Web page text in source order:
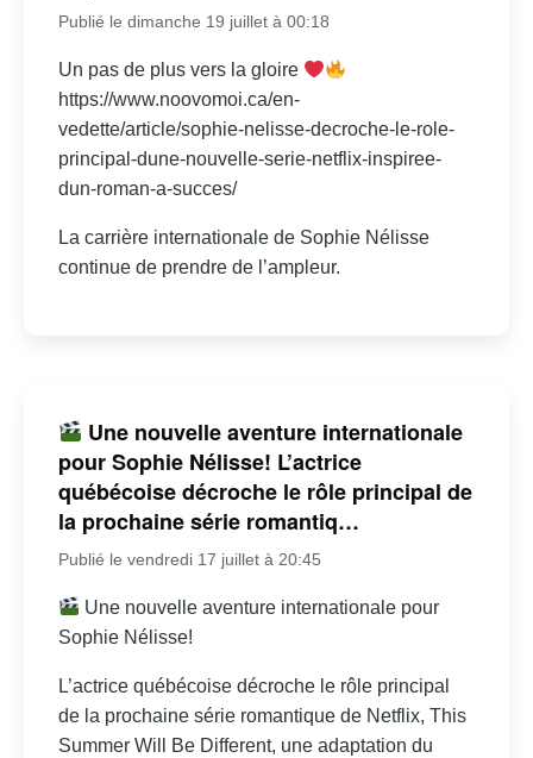
Publié le dimanche 19 juillet à 00:18
Un pas de plus vers la gloire
https://www.noovomoi.ca/en-
vedette/article/sophie-nelisse-decroche-le-role-
principal-dune-nouvelle-serie-netflix-inspiree-
dun-roman-a-succes/
La carrière internationale de Sophie Nélisse
continue de prendre de l’ampleur.
Une nouvelle aventure internationale
pour Sophie Nélisse! L’actrice
québécoise décroche le rôle principal de
la prochaine série romantiq…
Publié le vendredi 17 juillet à 20:45
Une nouvelle aventure internationale pour
Sophie Nélisse!
L’actrice québécoise décroche le rôle principal
de la prochaine série romantique de Netflix, This
Summer Will Be Different, une adaptation du